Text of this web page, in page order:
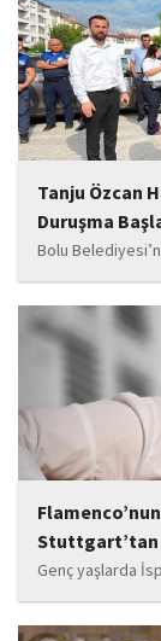
soruşturmaya
bilgilere göre,
Tanju Özcan
Duruşma
Bolu
belediye
aralarında
başladı.
Flamenco’nun
Stuttgart’tan
Genç yaşlarda
flamenco
kendisini bu